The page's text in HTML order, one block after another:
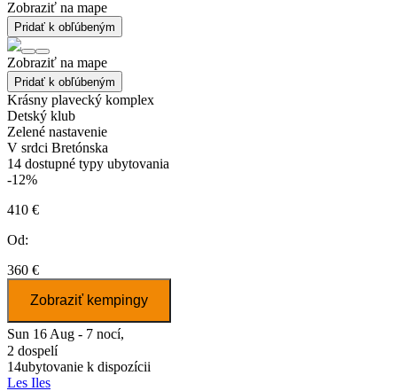
Zobraziť na mape
Pridať k obľúbeným
Zobraziť na mape
Pridať k obľúbeným
Krásny plavecký komplex
Detský klub
Zelené nastavenie
V srdci Bretónska
14 dostupné typy ubytovania
-12%
410 €
Od:
360 €
Zobraziť kempingy
Sun 16 Aug - 7 nocí,
2 dospelí
14ubytovanie k dispozícii
Les Iles